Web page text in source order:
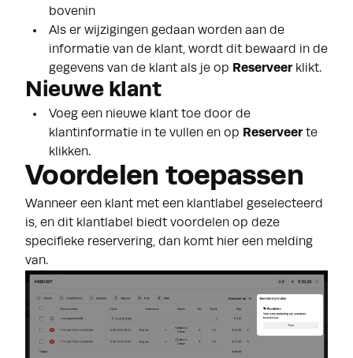
bovenin
Als er wijzigingen gedaan worden aan de
informatie van de klant, wordt dit bewaard in de
gegevens van de klant als je op Reserveerklikt.
Nieuwe klant
Voeg een nieuwe klant toe door de
klantinformatie in te vullen en op Reserveerte
klikken.
Voordelen toepassen
Wanneer een klant met een klantlabel geselecteerd
is, en dit klantlabel biedt voordelen op deze
specifieke reservering, dan komt hier een melding
van.